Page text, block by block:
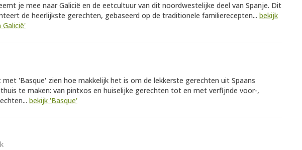
je mee naar Galicië en de eetcultuur van dit noordwestelijke deel van Spanje. Dit
de heerlijkste gerechten, gebaseerd op de traditionele familierecepten... bekijk
Galicië'
met 'Basque' zien hoe makkelijk het is om de lekkerste gerechten uit Spaans
te maken: van pintxos en huiselijke gerechten tot en met verfijnde voor-,
bekijk 'Basque'